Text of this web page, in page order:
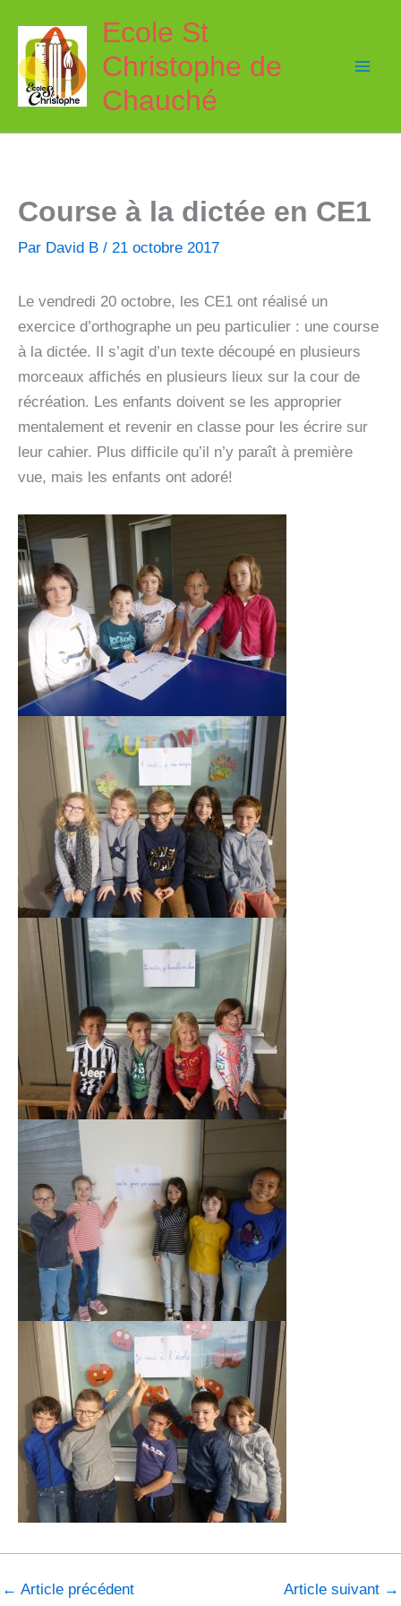
contenu
Ecole St
Christophe de
Chauché
Course à la dictée en CE1
Par David B / 21 octobre 2017
Le vendredi 20 octobre, les CE1 ont réalisé un
exercice d’orthographe un peu particulier : une course
à la dictée. Il s’agit d’un texte découpé en plusieurs
morceaux affichés en plusieurs lieux sur la cour de
récréation. Les enfants doivent se les approprier
mentalement et revenir en classe pour les écrire sur
leur cahier. Plus difficile qu’il n’y paraît à première
vue, mais les enfants ont adoré!
← Article précédent Article suivant →